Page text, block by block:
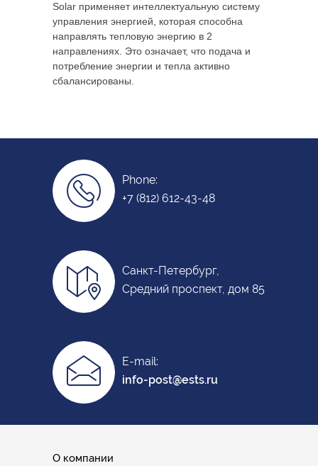
Solar применяет интеллектуальную систему
управления энергией, которая способна
направлять тепловую энергию в 2
направлениях. Это означает, что подача и
потребление энергии и тепла активно
сбалансированы.
Phone:
+7 (812) 612-43-48
Санкт-Петербург,
Средний проспект, дом 85
E-mail:
info-post@ests.ru
О компании